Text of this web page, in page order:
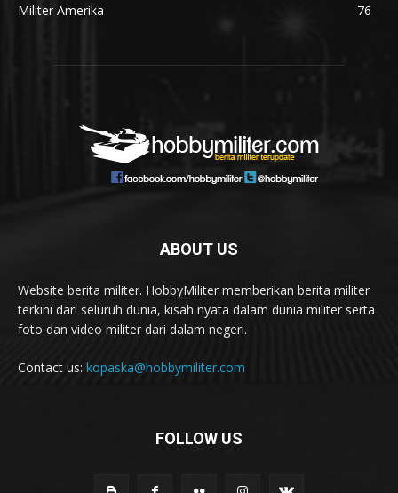
Militer Amerika
76
ABOUT US
Website berita militer. HobbyMiliter memberikan berita militer
terkini dari seluruh dunia, kisah nyata dalam dunia militer serta
foto dan video militer dari dalam negeri.
Contact us: kopaska@hobbymiliter.com
FOLLOW US